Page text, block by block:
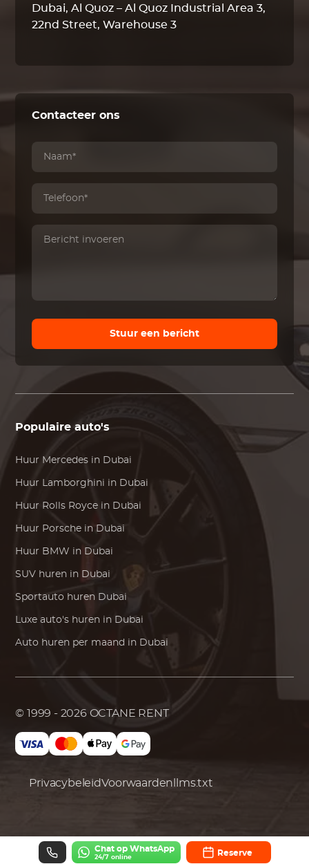
Chat op WhatsApp
24/7 online
Reserve
Dubai, Al Quoz – Al Quoz Industrial Area 3,
22nd Street, Warehouse 3
Contacteer ons
Stuur een bericht
Populaire auto's
Huur Mercedes in Dubai
Huur Lamborghini in Dubai
Huur Rolls Royce in Dubai
Huur Porsche in Dubai
Huur BMW in Dubai
SUV huren in Dubai
Sportauto huren Dubai
Luxe auto's huren in Dubai
Auto huren per maand in Dubai
© 1999 - 2026 OCTANE RENT
Privacybeleid Voorwaarden llms.txt